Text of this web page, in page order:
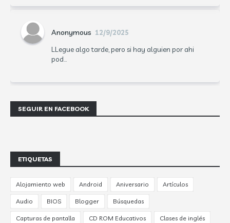
Anonymous 12/9/2025
LLegue algo tarde, pero si hay alguien por ahi
pod...
SEGUIR EN FACEBOOK
ETIQUETAS
Alojamiento web Android Aniversario Artículos
Audio BIOS Blogger Búsquedas
Capturas de pantalla CD ROM Educativos Clases de inglés